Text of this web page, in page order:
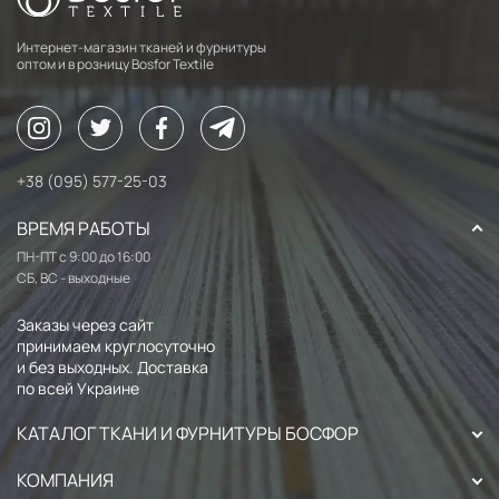
Интернет-магазин тканей и фурнитуры
оптом и в розницу Bosfor Textile
+38 (095) 577-25-03
ВРЕМЯ РАБОТЫ
ПН-ПТ с 9:00 до 16:00
СБ, ВС - выходные
Заказы через сайт
принимаем круглосуточно
и без выходных. Доставка
по всей Украине
КАТАЛОГ ТКАНИ И ФУРНИТУРЫ БОСФОР
КОМПАНИЯ